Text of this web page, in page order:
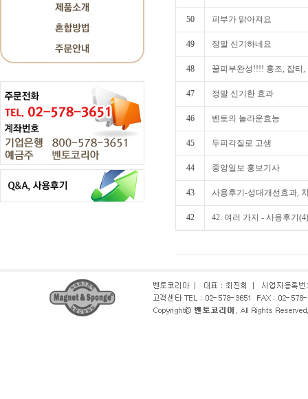
50 피부가 맑아져요
49 정말 신기하네요
48 꿀피부완성!!!! 홍조, 잡티,
47 정말 신기한 효과
46 벤토의 놀라운효능
45 두피각질로 고생
44 중앙일보 홍보기사
43 사용후기-성대개선효과,
42 42. 여러 가지 - 사용후기(4)